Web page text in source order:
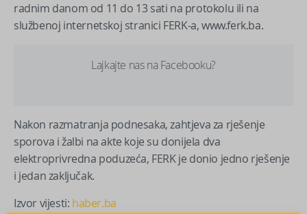
radnim danom od 11 do 13 sati na protokolu ili na
službenoj internetskoj stranici FERK-a, www.ferk.ba.
Lajkajte nas na Facebooku?
Nakon razmatranja podnesaka, zahtjeva za rješenje
sporova i žalbi na akte koje su donijela dva
elektroprivredna poduzeća, FERK je donio jedno rješenje
i jedan zaključak.
Izvor vijesti: haber.ba